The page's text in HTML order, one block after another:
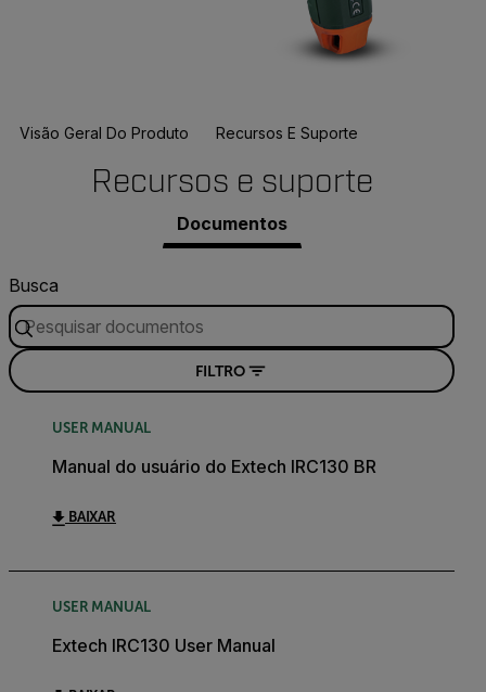
Visão Geral Do Produto Recursos E Suporte
Recursos e suporte
Documentos
Busca
FILTRO
USER MANUAL
Manual do usuário do Extech IRC130 BR
BAIXAR
USER MANUAL
Extech IRC130 User Manual